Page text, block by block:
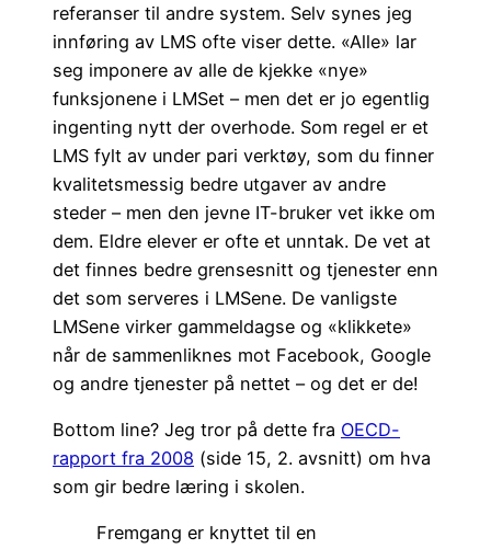
referanser til andre system. Selv synes jeg
innføring av LMS ofte viser dette. «Alle» lar
seg imponere av alle de kjekke «nye»
funksjonene i LMSet – men det er jo egentlig
ingenting nytt der overhode. Som regel er et
LMS fylt av under pari verktøy, som du finner
kvalitetsmessig bedre utgaver av andre
steder – men den jevne IT-bruker vet ikke om
dem. Eldre elever er ofte et unntak. De vet at
det finnes bedre grensesnitt og tjenester enn
det som serveres i LMSene. De vanligste
LMSene virker gammeldagse og «klikkete»
når de sammenliknes mot Facebook, Google
og andre tjenester på nettet – og det er de!
Bottom line? Jeg tror på dette fra OECD-
rapport fra 2008 (side 15, 2. avsnitt) om hva
som gir bedre læring i skolen.
Fremgang er knyttet til en